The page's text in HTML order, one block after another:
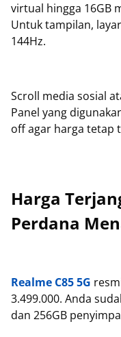
virtual hingga 16GB
Untuk tampilan,
144Hz.
Scroll media sosial
Panel yang
off agar harga tetap
Harga
Perdana
Realme C85 5G
3.499.000. Anda
dan 256GB